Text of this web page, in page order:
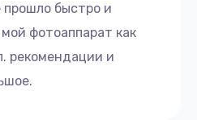
быстро и
фотоаппарат как
рекомендации и